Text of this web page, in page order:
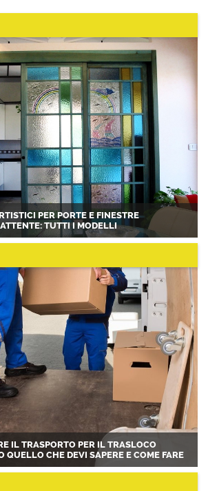
PER PORTE E FINESTRE
TUTTI I MODELLI
IL TRASPORTO PER IL TRASLOCO
QUELLO CHE DEVI SAPERE E COME FARE